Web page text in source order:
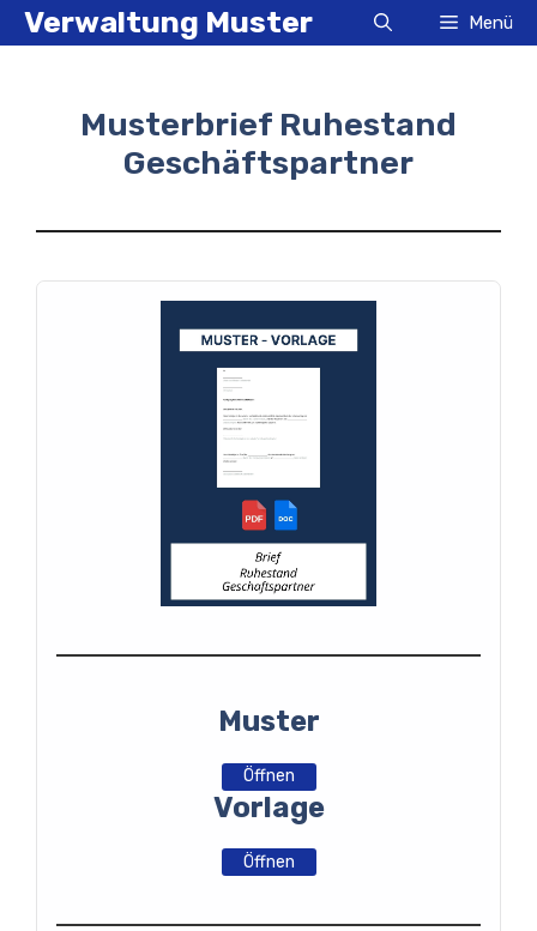
Zum
InhaltVerwaltung Muster Menü
Musterbrief Ruhestand
Geschäftspartner
Muster
Öffnen
Vorlage
Öffnen